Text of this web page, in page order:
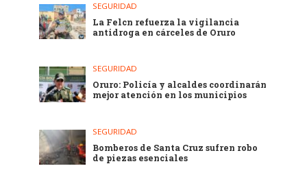
SEGURIDAD
La Felcn refuerza la vigilancia
antidroga en cárceles de Oruro
SEGURIDAD
Oruro: Policía y alcaldes coordinarán
mejor atención en los municipios
SEGURIDAD
Bomberos de Santa Cruz sufren robo
de piezas esenciales